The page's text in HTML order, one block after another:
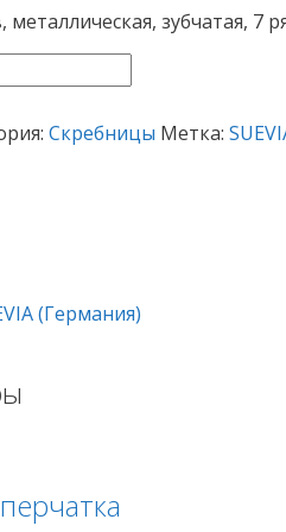
зубчатая, 7
Скребницы Метка:
(Германия)